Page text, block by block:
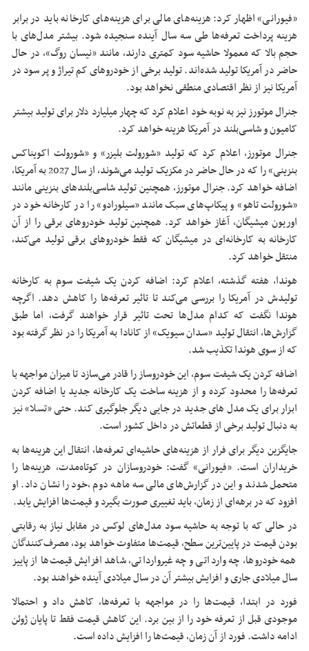
«فیورانی» اظهار کرد: هزینه‌های مالی برای هزینه‌های کارخانه باید در برابر
هزینه پرداخت تعرفه‌ها طی سه سال آینده سنجیده شود. بیشتر مدل‌های با
حجم بالا که معمولا حاشیه سود کمتری دارند، مانند «نیسان روگ»، در حال
حاضر در آمریکا تولید شده‌اند. تولید برخی از خودروهای کم تیراژ و پر سود در
آمریکا نیز از نظر اقتصادی منطقی نخواهد بود.
جنرال موتورز نیز به نوبه خود اعلام کرد که چهار میلیارد دلار برای تولید بیشتر
کامیون و شاسی‌بلند در آمریکا هزینه خواهد کرد.
جنرال موتورز، اعلام کرد که تولید «شورولت بلیزر» و «شورولت اکویناکس
بنزینی» را که در حال حاضر در مکزیک تولید می‌شوند، از سال 2027 به آمریکا،
اضافه خواهد کرد. جنرال موتورز، همچنین تولید شاسی‌بلندهای بنزینی مانند
«شورولت تاهو» و پیکاپ‌های سبک مانند «سیلورادو» را در کارخانه خود در
اوریون میشیگان، آغاز خواهد کرد. همچنین تولید خودروهای برقی را از آن
کارخانه به کارخانه‌ای در میشیگان که فقط خودروهای برقی تولید می‌کند،
منتقل خواهد کرد.
هوندا، هفته گذشته، اعلام کرد: اضافه کردن یک شیفت سوم به کارخانه
تولیدش در آمریکا را بررسی می‌کند تا تاثیر تعرفه‌ها را کاهش دهد. اگرچه
هوندا نگفت که کدام مدل‌ها تحت تاثیر قرار خواهند گرفت، اما طبق
گزارش‌ها، انتقال تولید «سدان سیویک» از کانادا به آمریکا را در نظر گرفته بود
که از سوی هوندا تکذیب شد.
اضافه کردن یک شیفت سوم، این خودروساز را قادر می‌سازد تا میزان مواجهه با
تعرفه‌ها را محدود کرده و از هزینه ساخت یک کارخانه جدید یا اضافه کردن
ابزار برای یک مدل های جدید در جایی دیگر جلوگیری کند. حتی «تسلا» نیز
به دنبال تولید برخی از قطعاتش در داخل کشور است.
جایگزین دیگر برای فرار از هزینه‌های حاشیه‌ای تعرفه‌ها، انتقال این هزینه‌ها به
خریداران است. «فیورانی» گفت: خودروسازان در کوتاه‌مدت، هزینه‌ها را
متحمل شدند و این در گزارش‌های مالی سه‌ ماهه دوم ،خود را نشان داد. او
افزود که در برهه‌ای از زمان، باید تغییری صورت بگیرد و قیمت‌ها افزایش یابد.
در حالی که با توجه به حاشیه سود مدل‌های لوکس در مقابل نیاز به رقابتی
بودن قیمت در پایین‌ترین سطح، قیمت‌ها متفاوت خواهد بود، مصرف‌کنندگان
همه خودروها، چه وارداتی و چه غیروارداتی، شاهد افزایش قیمت‌ها از پاییز
سال میلادی جاری و افزایش بیشتر آن در سال میلادی آینده خواهند بود.
فورد در ابتدا، قیمت‌ها را در مواجهه با تعرفه‌ها، کاهش داد و احتمالا
موجودی قبل از تعرفه خود را از بین برد. این کاهش قیمت فقط تا پایان ژوئن
ادامه داشت. فورد از آن زمان، قیمت‌ها را افزایش داده است.